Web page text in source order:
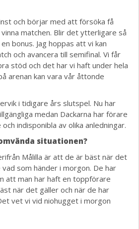
och börjar med att försöka få
matchen. Blir det ytterligare så
bonus. Jag hoppas att vi kan
och avancera till semifinal. Vi får
stöd och det har vi haft under hela
arenan kan vara vår åttonde
i tidigare års slutspel. Nu har
medan Dackarna har förare
indisponibla av olika anledningar.
situationen?
Målilla är att de är bäst när det
som händer i morgon. De har
att man har haft en toppförare
när det gäller och när de har
vet vi vid niohugget i morgon